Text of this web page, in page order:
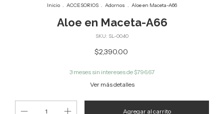
Inicio . ACCESORIOS . Adornos . Aloe en Maceta-A66
Aloe en Maceta-A66
SKU: SL-0040
$2,390.00
3 meses sin intereses de $796.67
Ver más detalles